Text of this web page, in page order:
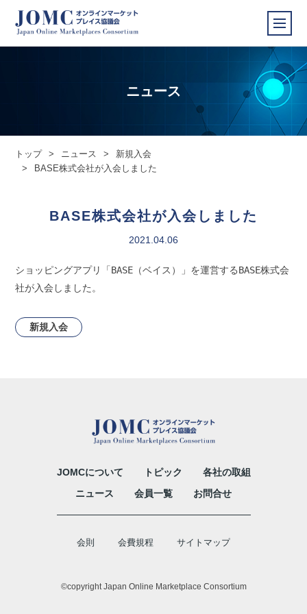
ニュース
トップ > ニュース >
新規入会
>
BASE株式会社が入会しました
BASE株式会社が入会しました
2021.04.06
ショッピングアプリ「BASE（ベイス）」を運営するBASE株式会
社が入会しました。
新規入会
JOMCについて トピック
各社の取組
ニュース
会員一覧 お問合せ
会則 会費規程 サイトマップ
©copyright Japan Online Marketplace Consortium